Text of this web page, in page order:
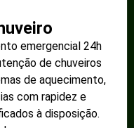
emergencial 24h
de chuveiros
de aquecimento,
com rapidez e
à disposição.